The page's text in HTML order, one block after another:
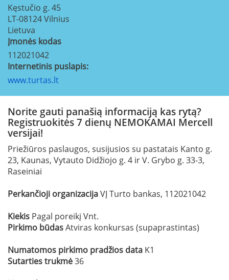
Kęstučio g. 45
LT-08124Vilnius
Lietuva
Įmonės kodas
112021042
Internetinis puslapis:
www.turtas.lt
Norite gauti panašią informaciją kas rytą?
Registruokitės 7 dienų NEMOKAMAI Mercell
versijai!
Priežiūros paslaugos, susijusios su pastatais Kanto g.
23, Kaunas, Vytauto Didžiojo g. 4 ir V. Grybo g. 33-3,
Raseiniai
Perkančioji organizacijaVĮ Turto bankas, 112021042
Kiekis Pagal poreikį Vnt.
Pirkimo būdasAtviras konkursas (supaprastintas)
Numatomos pirkimo pradžios data K1
Sutarties trukmė36